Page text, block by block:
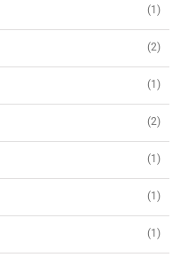
(1)
(2)
(1)
(2)
(1)
(1)
(1)